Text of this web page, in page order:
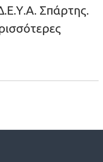
Σπάρτης.